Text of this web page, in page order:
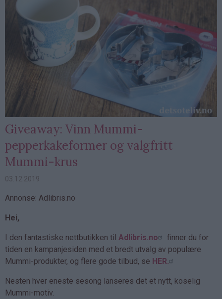
Giveaway: Vinn Mummi-
pepperkakeformer og valgfritt
Mummi-krus
03.12.2019
Annonse: Adlibris.no
Hei,
I den fantastiske nettbutikken til Adlibris.no
finner du for
tiden en kampanjesiden med et bredt utvalg av populære
Mummi-produkter, og flere gode tilbud, se HER.
Nesten hver eneste sesong lanseres det et nytt, koselig
Mummi-motiv.